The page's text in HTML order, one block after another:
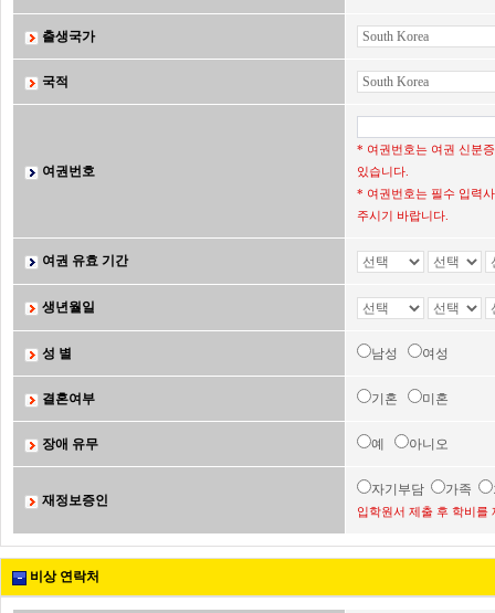
출생국가
국적
여권번호
* 여권번호는 여권 신분
있습니다.
* 여권번호는 필수 입력
주시기 바랍니다.
여권 유효 기간
생년월일
성 별 남성 여성
결혼여부 기혼 미혼
장애 유무 예 아니오
재정보증인
자기부담 가족
입학원서 제출 후 학비를
비상 연락처